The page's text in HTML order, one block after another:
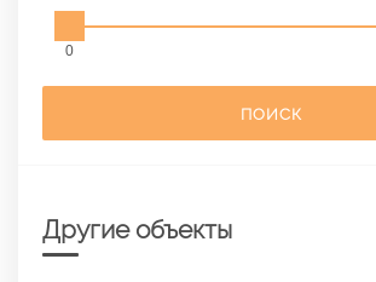
0
ПОИСК
Другие объекты